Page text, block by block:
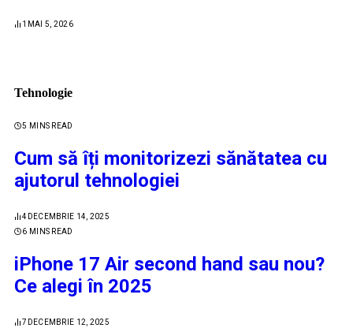
1 MAI 5, 2026
Tehnologie
5 MINS READ
Cum să îți monitorizezi sănătatea cu
ajutorul tehnologiei
4 DECEMBRIE 14, 2025
6 MINS READ
iPhone 17 Air second hand sau nou?
Ce alegi în 2025
7 DECEMBRIE 12, 2025